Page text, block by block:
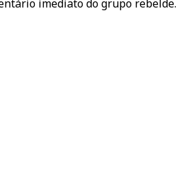
imediato do grupo rebelde.